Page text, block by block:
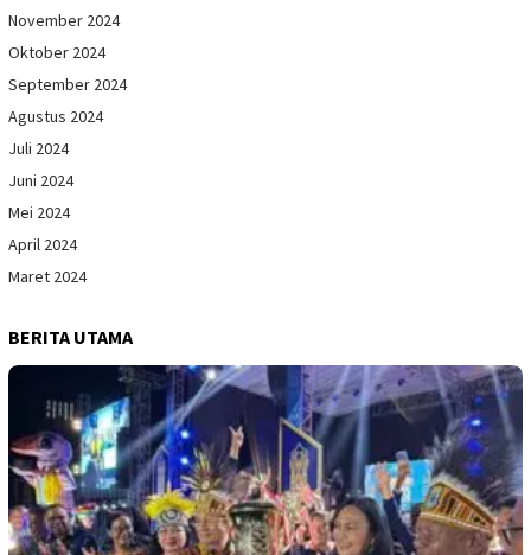
November 2024
Oktober 2024
September 2024
Agustus 2024
Juli 2024
Juni 2024
Mei 2024
April 2024
Maret 2024
BERITA UTAMA